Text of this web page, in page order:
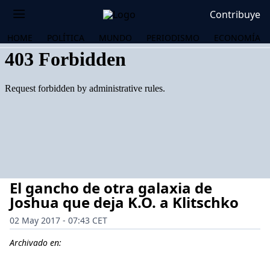
Contribuye
HOME POLÍTICA MUNDO PERIODISMO ECONOMÍA
El gancho de otra galaxia de
Joshua que deja K.O. a Klitschko
02 May 2017 - 07:43 CET
Archivado en: